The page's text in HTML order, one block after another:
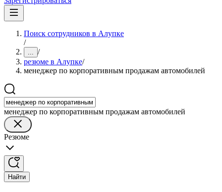
Поиск сотрудников в Алупке
/
... /
резюме в Алупке/
менеджер по корпоративным продажам автомобилей
менеджер по корпоративным продажам автомобилей
Резюме
Найти